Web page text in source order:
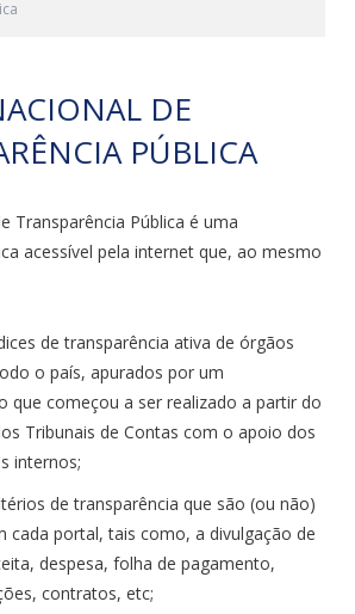
DE
PÚBLICA
Transparência Pública é uma
acessível pela internet que, ao mesmo
de transparência ativa de órgãos
o país, apurados por um
que começou a ser realizado a partir do
Tribunais de Contas com o apoio dos
internos;
de transparência que são (ou não)
cada portal, tais como, a divulgação de
despesa, folha de pagamento,
contratos, etc;